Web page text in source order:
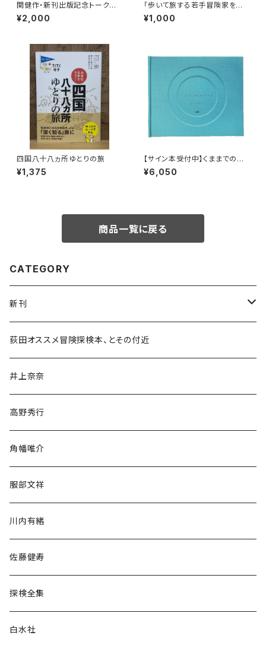
関健作・新刊出版記念トークイ
ベント録画視聴権
¥2,000
「歩いて旅する若手冒険家を青
田買い！平井佑樹 × 荻田泰永」
録画視聴権
¥1,000
四国八十八ヵ所ゆとりの旅
¥1,375
【サイン本受付中】くままでのお
さらい〈特装新版〉
¥6,050
商品一覧に戻る
CATEGORY
新刊
和書
文学・小説・物語
随筆・ノンフィクション・その他
民族・風習
言語・ことば
荻田オススメ冒険探検本、とその付近
井上奈奈
高野秀行
角幡唯介
服部文祥
川内有緒
佐藤健寿
探検全集
白水社